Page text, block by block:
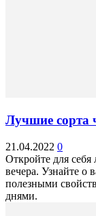
Лучшие сорта
21.04.2022 0
Откройте для
вечера. Узнайте о
полезными
днями.